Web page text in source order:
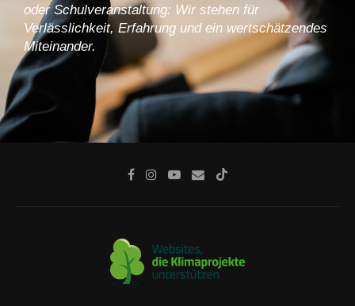
oder Schulveranstaltung: Wir stehen für
Verlässlichkeit, Erfahrung und ein wertschätzendes
Miteinander.